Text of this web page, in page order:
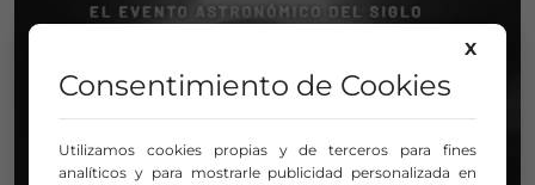
X
Consentimiento de Cookies
Utilizamos cookies propias y de terceros para fines
analíticos y para mostrarle publicidad personalizada en